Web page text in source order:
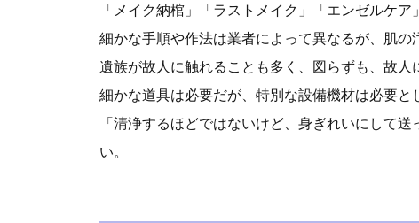
「メイク納棺」「ラストメイク」「エンゼルケア
細かな手順や作法は業者によって異なるが、肌の
遺族が故人に触れることも多く、図らずも、故人
細かな道具は必要だが、特別な設備機材は必要と
「清浄するほどではないけど、身ぎれいにして
い。